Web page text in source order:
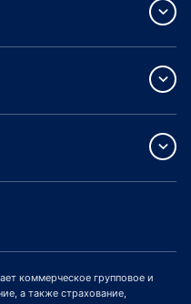
коммерческое групповое и
а также страхование,